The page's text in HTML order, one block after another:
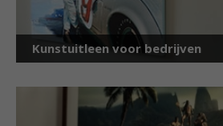
Kunstuitleen voor bedrijven